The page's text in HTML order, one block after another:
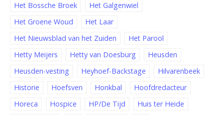
Het Bossche Broek
Het Galgenwiel
Het Groene Woud
Het Laar
Het Nieuwsblad van het Zuiden
Het Parool
Hetty Meijers
Hetty van Doesburg
Heusden
Heusden-vesting
Heyhoef-Backstage
Hilvarenbeek
Historie
Hoefsven Honkbal
Hoofdredacteur
Horeca
Hospice HP/De Tijd
Huis ter Heide